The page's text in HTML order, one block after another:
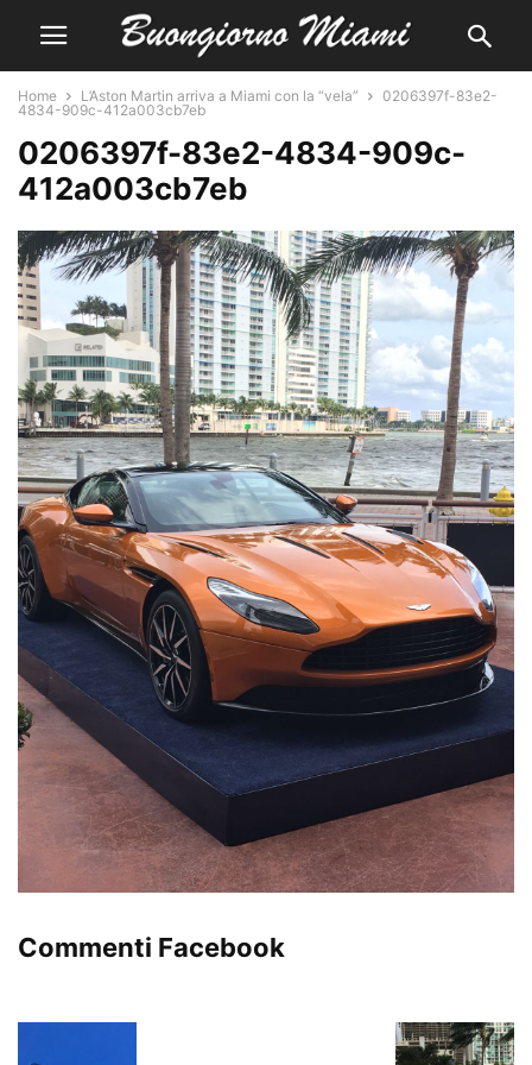
Home L’Aston Martin arriva a Miami con la “vela”
0206397f-83e2-
4834-909c-412a003cb7eb
0206397f-83e2-4834-909c-
412a003cb7eb
Commenti Facebook